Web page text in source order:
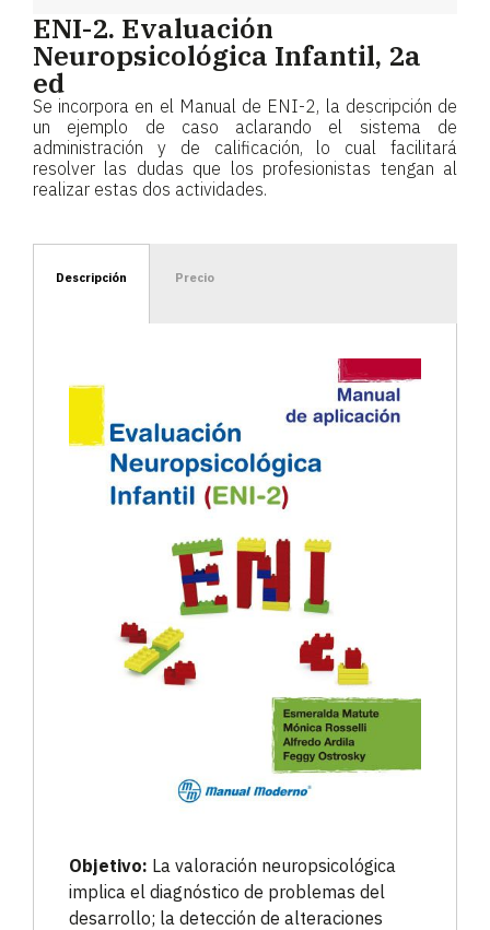
ENI-2. Evaluación
Neuropsicológica Infantil, 2a
ed
Se incorpora en el Manual de ENI-2, la descripción de
un ejemplo de caso aclarando el sistema de
administración y de calificación, lo cual facilitará
resolver las dudas que los profesionistas tengan al
realizar estas dos actividades.
Descripción Precio
Objetivo: La valoración neuropsicológica
implica el diagnóstico de problemas del
desarrollo; la detección de alteraciones